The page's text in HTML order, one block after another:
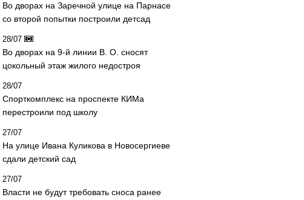
Во дворах на Заречной улице на Парнасе
со второй попытки построили детсад
28/07
Во дворах на 9-й линии В. О. сносят
цокольный этаж жилого недостроя
28/07
Спорткомплекс на проспекте КИМа
перестроили под школу
27/07
На улице Ивана Куликова в Новосергиеве
сдали детский сад
27/07
Власти не будут требовать сноса ранее